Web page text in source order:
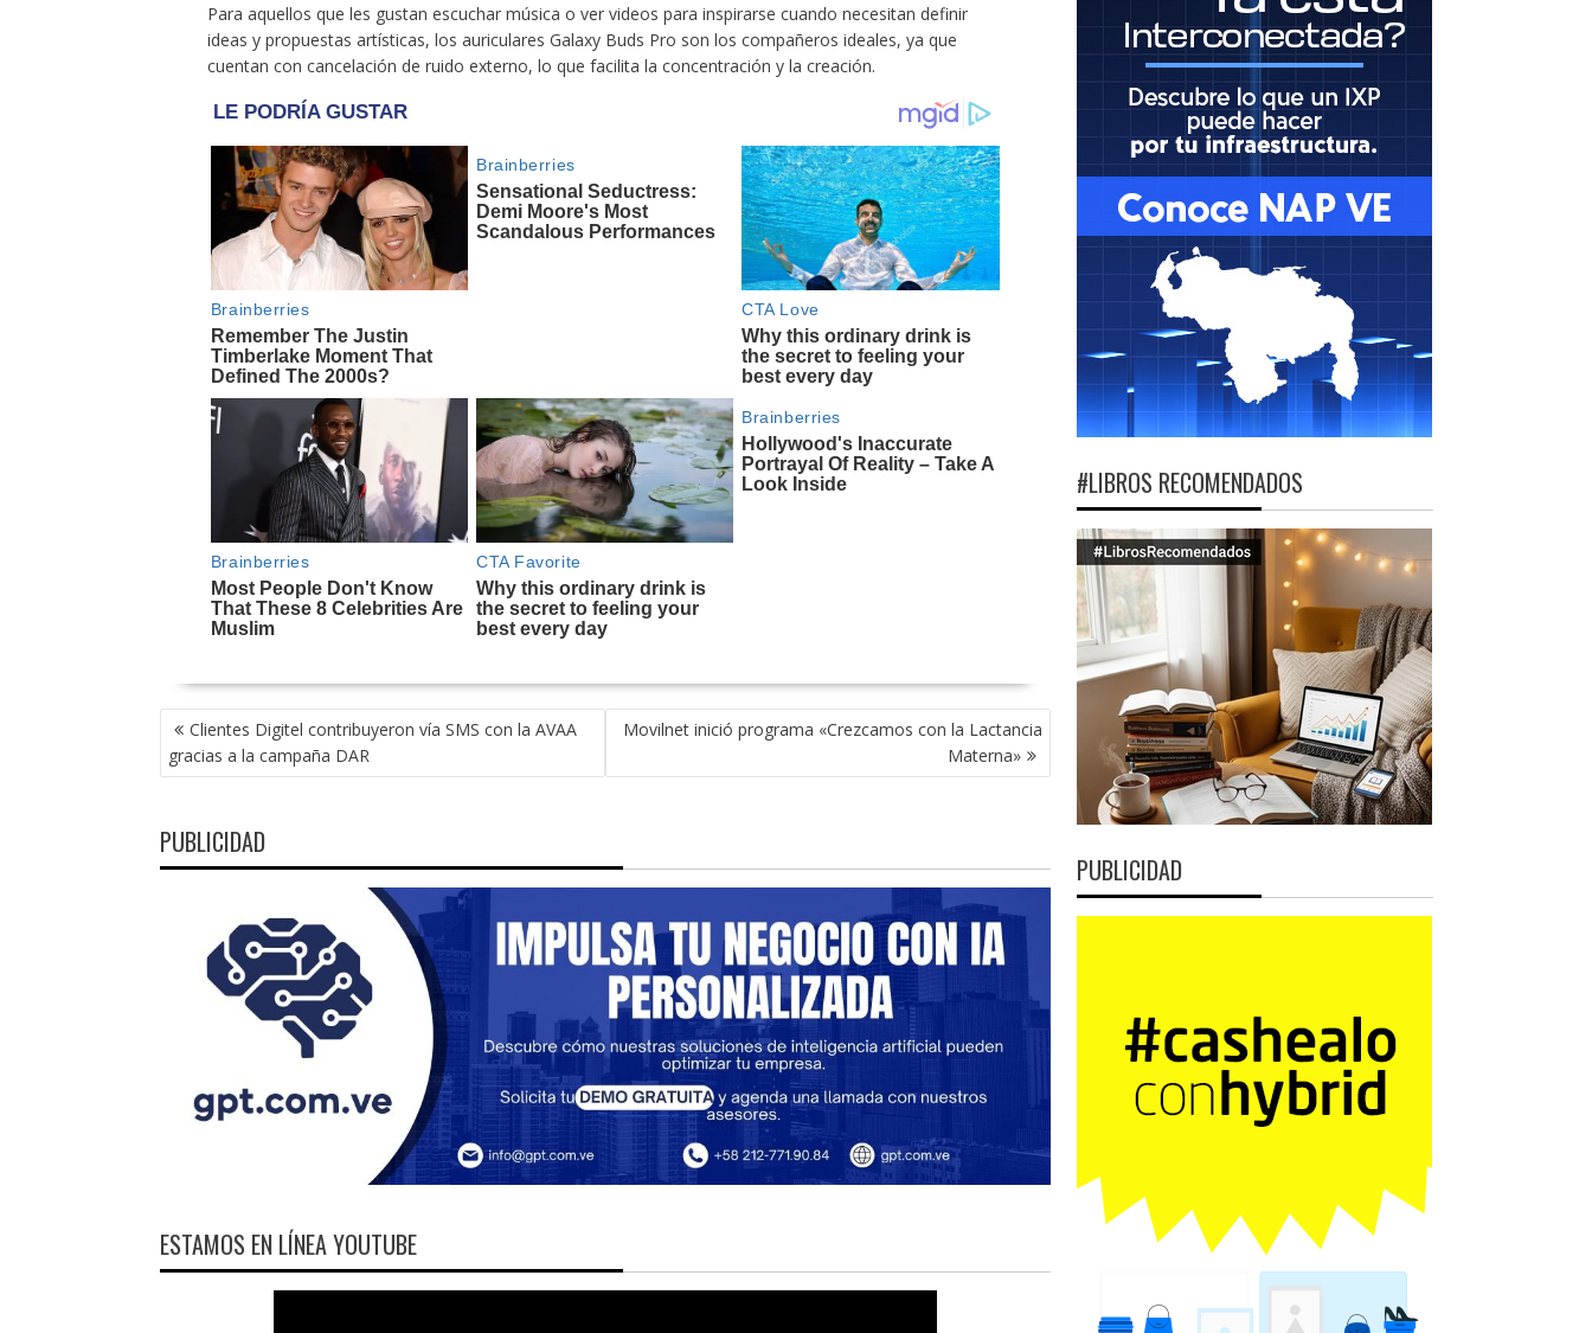
Para aquellos que les gustan escuchar música o ver videos para inspirarse cuando necesitan definir
ideas y propuestas artísticas, los auriculares Galaxy Buds Pro son los compañeros ideales, ya que
cuentan con cancelación de ruido externo, lo que facilita la concentración y la creación.
NAVEGACIÓN
DE
ENTRADAS
Clientes Digitel contribuyeron vía SMS con la AVAA
gracias a la campaña DAR
Movilnet inició programa «Crezcamos con la Lactancia
Materna»
PUBLICIDAD
ESTAMOS EN LÍNEA YOUTUBE
#LIBROS RECOMENDADOS
PUBLICIDAD